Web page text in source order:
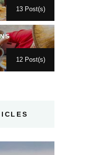
13 Post(s)
12 Post(s)